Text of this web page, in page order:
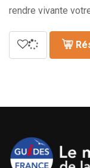
rendre vivante